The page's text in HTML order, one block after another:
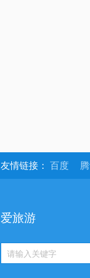
友情链接： 百度
爱旅游